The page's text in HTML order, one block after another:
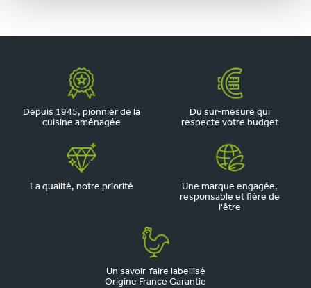
Depuis 1945, pionnier de la
cuisine aménagée
Du sur-mesure qui
respecte votre budget
La qualité, notre priorité
Une marque engagée,
responsable et fière de
l'être
Un savoir-faire labellisé
Origine France Garantie